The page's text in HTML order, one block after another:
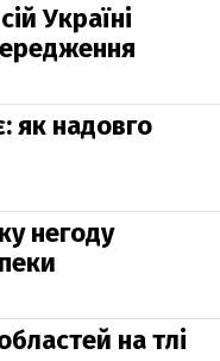
Україні
як надовго
негоду
на тлі